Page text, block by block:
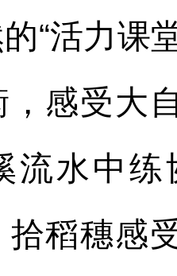
“活力课
，感受大
流水中
稻穗感